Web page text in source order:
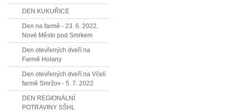
DEN KUKUŘICE
Den na farmě - 23. 6. 2022,
Nové Město pod Smrkem
Den otevřených dveří na
Farmě Holany
Den otevřených dveří na Včelí
farmě Smržov - 5. 7. 2022
DEN REGIONÁLNÍ
POTRAVINY SŠHL